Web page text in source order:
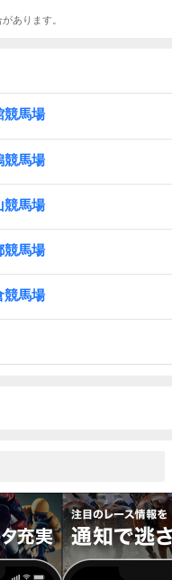
あります。
競馬場
競馬場
競馬場
競馬場
競馬場